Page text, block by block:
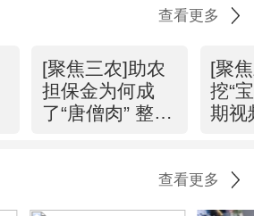
查看更多
[聚焦三农]助农
担保金为何成
了“唐僧肉” 整期
[聚
挖“
期视
查看更多